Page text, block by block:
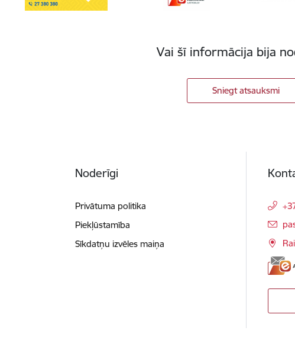
Vai šī informācija bija
Sniegt atsauksmi
Noderīgi
Privātuma politika
Piekļūstamība
Sīkdatņu izvēles maiņa
E-